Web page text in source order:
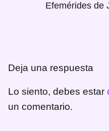
Efemérides de
Deja una respuesta
Lo siento, debes estar
un comentario.